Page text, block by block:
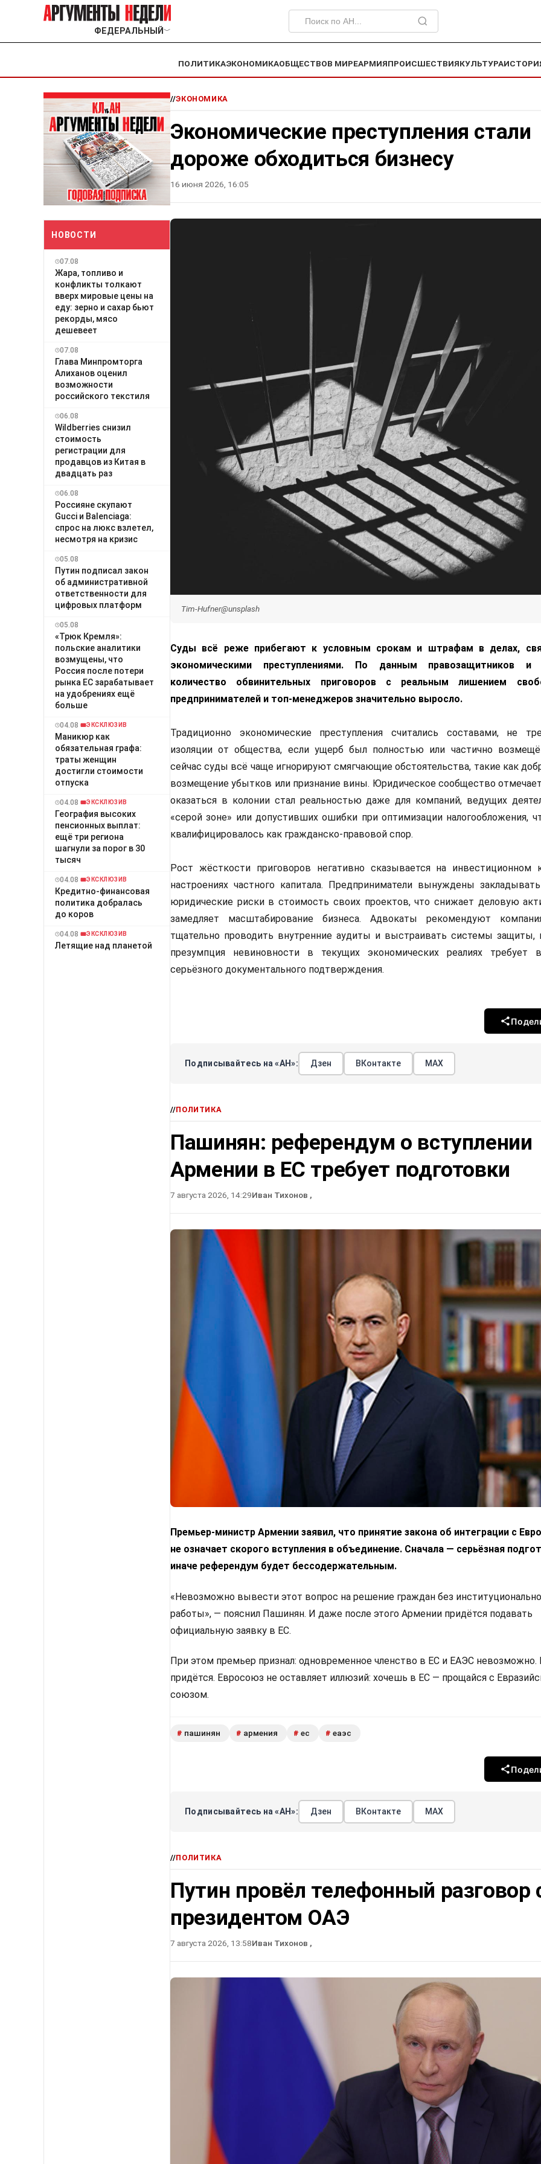
ФЕДЕРАЛЬНЫЙ ﹀
ПОЛИТИКАЭКОНОМИКАОБЩЕСТВОВ МИРЕАРМИЯПРОИСШЕСТВИЯКУЛЬТУРА
НОВОСТИ
07.08
Жара, топливо и
конфликты толкают
вверх мировые цены на
еду: зерно и сахар бьют
рекорды, мясо
дешевеет
07.08
Глава Минпромторга
Алиханов оценил
возможности
российского текстиля
06.08
Wildberries снизил
стоимость
регистрации для
продавцов из Китая в
двадцать раз
06.08
Россияне скупают
Gucci и Balenciaga:
спрос на люкс взлетел,
несмотря на кризис
05.08
Путин подписал закон
об административной
ответственности для
цифровых платформ
05.08
«Трюк Кремля»:
польские аналитики
возмущены, что
Россия после потери
рынка ЕС зарабатывает
на удобрениях ещё
больше
04.08 ЭКСКЛЮЗИВ
Маникюр как
обязательная графа:
траты женщин
достигли стоимости
отпуска
04.08 ЭКСКЛЮЗИВ
География высоких
пенсионных выплат:
ещё три региона
шагнули за порог в 30
тысяч
04.08 ЭКСКЛЮЗИВ
Кредитно-финансовая
политика добралась
до коров
04.08 ЭКСКЛЮЗИВ
Летящие над планетой
//ЭКОНОМИКА
Экономические преступления стали
дороже обходиться бизнесу
16 июня 2026, 16:05
Tim-Hufner@unsplash
Суды всё реже прибегают к условным срокам и штрафам в делах,
экономическими преступлениями. По данным правозащитников и
количество обвинительных приговоров с реальным лишением
предпринимателей и топ-менеджеров значительно выросло.
Традиционно экономические преступления считались составами, не
изоляции от общества, если ущерб был полностью или частично
сейчас суды всё чаще игнорируют смягчающие обстоятельства, такие как
возмещение убытков или признание вины. Юридическое сообщество
оказаться в колонии стал реальностью даже для компаний, ведущих
«серой зоне» или допустивших ошибки при оптимизации налогообложения,
квалифицировалось как гражданско-правовой спор.
Рост жёсткости приговоров негативно сказывается на инвестиционном
настроениях частного капитала. Предприниматели вынуждены
юридические риски в стоимость своих проектов, что снижает деловую
замедляет масштабирование бизнеса. Адвокаты рекомендуют
тщательно проводить внутренние аудиты и выстраивать системы защиты,
презумпция невиновности в текущих экономических реалиях требует
серьёзного документального подтверждения.
Подписывайтесь на «АН»: Дзен ВКонтакте МАХ
//ПОЛИТИКА
Пашинян: референдум о вступлении
Армении в ЕС требует подготовки
7 августа 2026, 14:29Иван Тихонов ,
Премьер-министр Армении заявил, что принятие закона об интеграции с
не означает скорого вступления в объединение. Сначала — серьёзная
иначе референдум будет бессодержательным.
«Невозможно вывести этот вопрос на решение граждан без
работы», — пояснил Пашинян. И даже после этого Армении придётся подавать
официальную заявку в ЕС.
При этом премьер признал: одновременное членство в ЕС и ЕАЭС невозможно.
придётся. Евросоюз не оставляет иллюзий: хочешь в ЕС — прощайся с
союзом.
# пашинян # армения # ес # еаэс
Подписывайтесь на «АН»: Дзен ВКонтакте МАХ
//ПОЛИТИКА
Путин провёл телефонный разговор
президентом ОАЭ
7 августа 2026, 13:58Иван Тихонов ,